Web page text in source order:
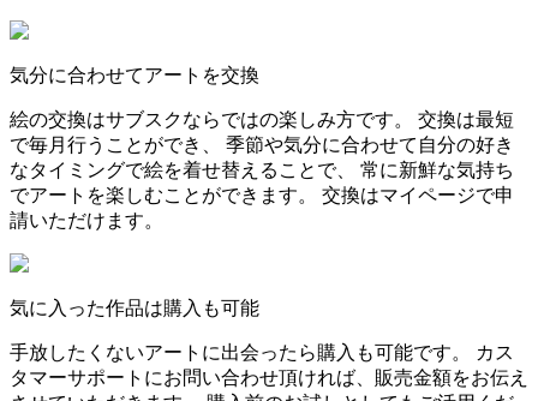
気分に合わせてアートを交換
絵の交換はサブスクならではの楽しみ方です。 交換は最短
で毎月行うことができ、 季節や気分に合わせて自分の好き
なタイミングで絵を着せ替えることで、 常に新鮮な気持ち
でアートを楽しむことができます。 交換はマイページで申
請いただけます。
気に入った作品は購入も可能
手放したくないアートに出会ったら購入も可能です。 カス
タマーサポートにお問い合わせ頂ければ、販売金額をお伝え